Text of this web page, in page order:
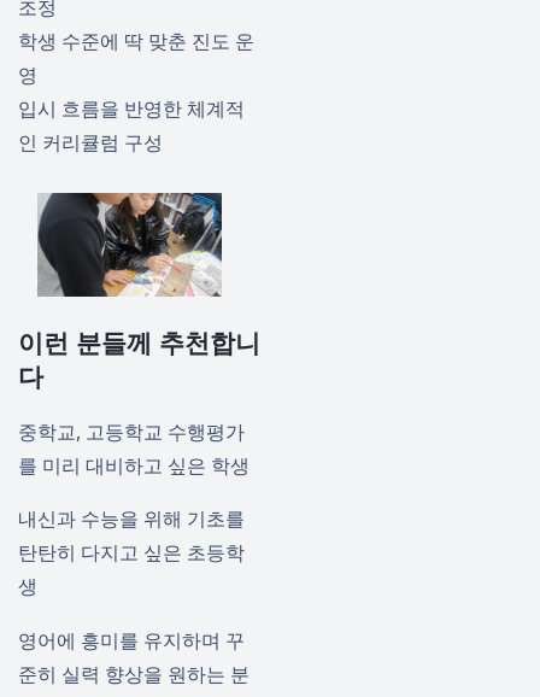
조정
학생 수준에 딱 맞춘 진도 운
영
입시 흐름을 반영한 체계적
인 커리큘럼 구성
이런 분들께 추천합니
다
중학교, 고등학교 수행평가
를 미리 대비하고 싶은 학생
내신과 수능을 위해 기초를
탄탄히 다지고 싶은 초등학
생
영어에 흥미를 유지하며 꾸
준히 실력 향상을 원하는 분